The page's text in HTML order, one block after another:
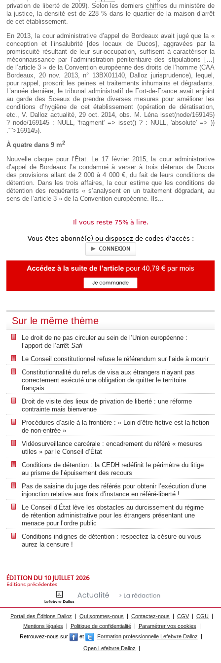
privation de liberté de 2009). Selon les dernierschiffres du ministère de
la justice, la densité est de 228 % dans le quartier de la maison d’arrêt
de cet établissement.
En 2013, la cour administrative d’appel de Bordeaux avait jugé que la «
conception et l’insalubrité [des locaux de Ducos], aggravées par la
promiscuité résultant de leur sur-occupation, suffisent à caractériser la
méconnaissance par l’administration pénitentiaire des stipulations […]
de l’article 3 » de la Convention européenne des droits de l’homme (CAA
Bordeaux, 20 nov. 2013, n° 13BX01140, Dalloz jurisprudence), lequel,
pour rappel, proscrit les peines et traitements inhumains et dégradants.
L’année dernière, le tribunal administratif de Fort-de-France avait enjoint
au garde des Sceaux de prendre diverses mesures pour améliorer les
conditions d’hygiène de cet établissement (opération de dératisation,
etc., V. Dalloz actualité, 29 oct. 2014, obs. M. Lénaisset(node/169145)
? node/169145 : NULL, 'fragment' => isset() ? : NULL, 'absolute' => ))
.'"'>169145).
À quatre dans 9 m2
Nouvelle claque pour l’État. Le 17 février 2015, la cour administrative
d’appel de Bordeaux l’a condamné à verser à trois détenus de Ducos
des provisions allant de 2 000 à 4 000 €, du fait de leurs conditions de
détention. Dans les trois affaires, la cour estime que les conditions de
détention des requérants « s’analysent en un traitement dégradant, au
sens de l’article 3 » de la Convention européenne. Ils...
Il vous reste 75% à lire.
Vous êtes abonné(e) ou disposez de codes d'accès :
CONNEXION
Sur le même thème
Le droit de ne pas circuler au sein de l’Union européenne :
l’apport de l’arrêt Safi
Le Conseil constitutionnel refuse le référendum sur l’aide à mourir
Constitutionnalité du refus de visa aux étrangers n’ayant pas
correctement exécuté une obligation de quitter le territoire
français
Droit de visite des lieux de privation de liberté : une réforme
contrainte mais bienvenue
Procédures d’asile à la frontière : « Loin d’être fictive est la fiction
de non-entrée »
Vidéosurveillance carcérale : encadrement du référé « mesures
utiles » par le Conseil d’État
Conditions de détention : la CEDH redéfinit le périmètre du litige
au prisme de l’épuisement des recours
Pas de saisine du juge des référés pour obtenir l’exécution d’une
injonction relative aux frais d’instance en référé-liberté !
Le Conseil d’État lève les obstacles au durcissement du régime
de rétention administrative pour les étrangers présentant une
menace pour l’ordre public
Conditions indignes de détention : respectez la césure ou vous
aurez la censure !
ÉDITION DU 10 JUILLET 2026
Éditions précédentes
Portail des Éditions Dalloz Qui sommes-nous Contactez-nous CGV
CGU
Mentions légales
Politique de confidentialité
Paramétrer vos cookies
Retrouvez-nous sur
et
Formation professionnelle Lefebvre Dalloz
Open Lefebvre Dalloz